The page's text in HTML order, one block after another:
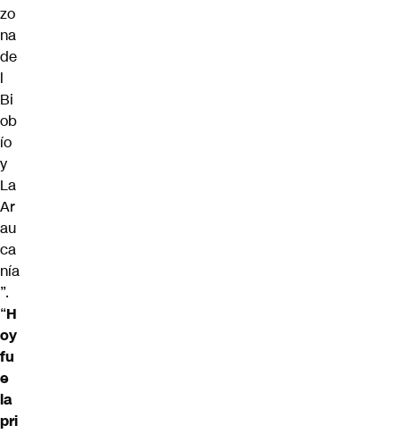
zo
na
de
l
Bi
ob
ío
y
La
Ar
au
ca
nía
”.
“H
oy
fu
e
la
pri